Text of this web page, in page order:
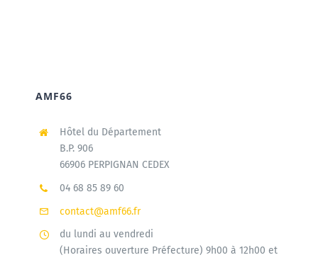
AMF66
Hôtel du Département
B.P. 906
66906 PERPIGNAN CEDEX
04 68 85 89 60
contact@amf66.fr
du lundi au vendredi
(Horaires ouverture Préfecture) 9h00 à 12h00 et